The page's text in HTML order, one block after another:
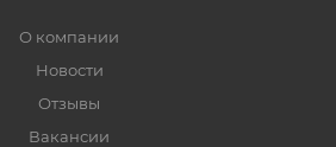
О компании
Новости
Отзывы
Вакансии